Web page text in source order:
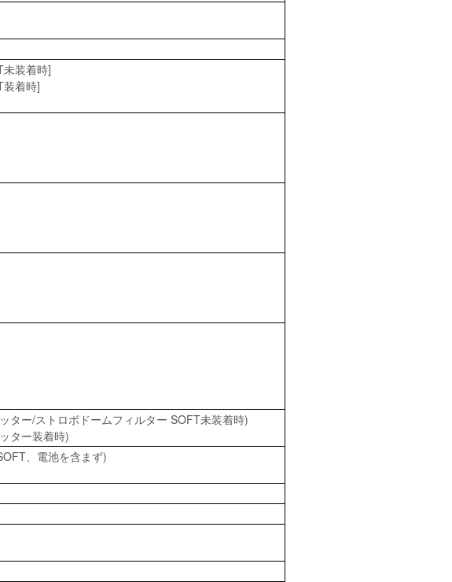
装着時]
着時]
ター/ストロボドームフィルター SOFT未装着時)
ター装着時)
、電池を含まず)